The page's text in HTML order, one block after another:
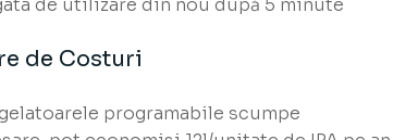
de utilizare din nou după 5 minute
de Costuri
programabile scumpe